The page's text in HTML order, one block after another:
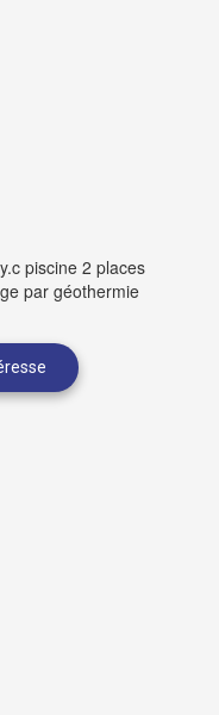
piscine 2 places
par géothermie